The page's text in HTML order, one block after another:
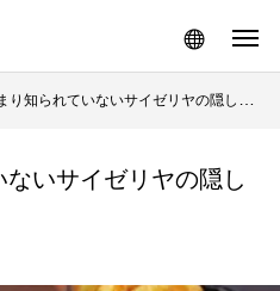
知られていないサイゼリヤの隠しメニュー
いサイゼリヤの隠し